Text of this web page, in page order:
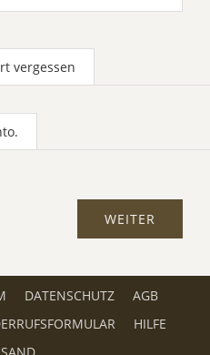
vergessen
DATENSCHUTZ
AGB
HILFE